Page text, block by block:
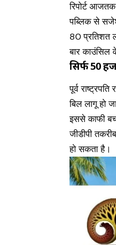
रिपोर्ट
पब्लिक से
80 प्रतिशत
बार काउंसिल
सिर्फ 50
पूर्व
बिल लागू हो
इससे काफी
जीडीपी
हो सकता है।